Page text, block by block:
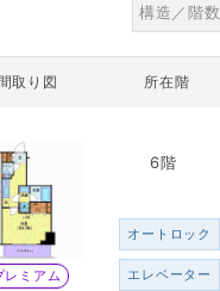
構造／階数
取り図 所在階
レミアム
6階
オートロック
エレベーター